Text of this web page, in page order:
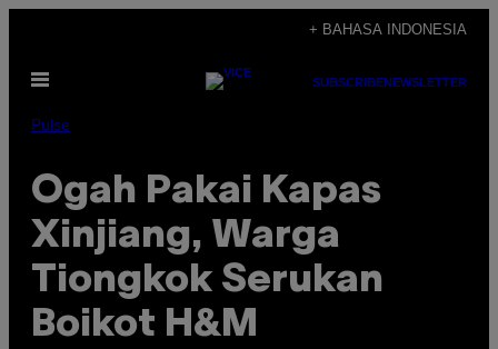
content
+ BAHASA INDONESIA
Open
SUBSCRIBENEWSLETTER
Pulse
Ogah Pakai Kapas
Xinjiang, Warga
Tiongkok Serukan
Boikot H&M